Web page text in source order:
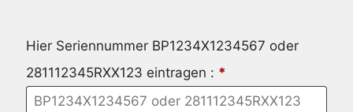
Hier Seriennummer BP1234X1234567 oder
281112345RXX123 eintragen : *